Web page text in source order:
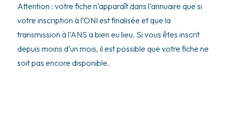
Attention : votre fiche n’apparaît dans l’annuaire que si
votre inscription à l’ONI est finalisée et que la
transmission à l’ANS a bien eu lieu. Si vous êtes inscrit
depuis moins d’un mois, il est possible que votre fiche ne
soit pas encore disponible.